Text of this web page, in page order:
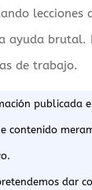
lecciones
ayuda brutal.
de trabajo.
publicada
contenido
dar